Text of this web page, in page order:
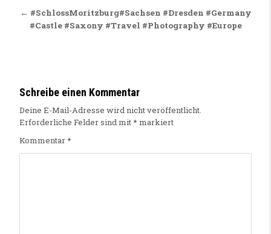
← #SchlossMoritzburg#Sachsen #Dresden #Germany
#Castle #Saxony #Travel #Photography #Europe
Schreibe einen Kommentar
Deine E-Mail-Adresse wird nicht veröffentlicht.
Erforderliche Felder sind mit* markiert
Kommentar*